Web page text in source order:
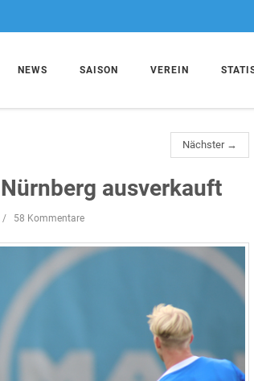
NEWS SAISON VEREIN
Nächster →
ausverkauft
58 Kommentare